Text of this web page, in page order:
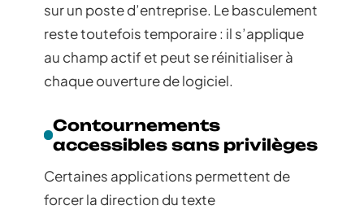
sur un poste d’entreprise. Le basculement
reste toutefois temporaire : il s’applique
au champ actif et peut se réinitialiser à
chaque ouverture de logiciel.
Contournements
accessibles sans privilèges
Certaines applications permettent de
forcer la direction du texte